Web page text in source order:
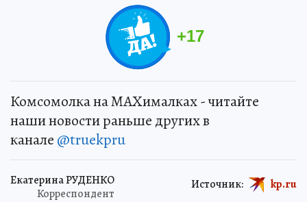
+17
Комсомолка на MAXималках - читайте
наши новости раньше других в
канале @truekpru
Екатерина РУДЕНКО
Корреспондент
Источник: kp.ru